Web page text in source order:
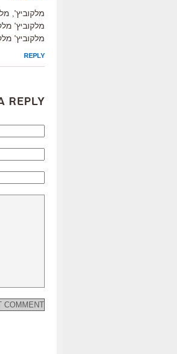
מלקוביץ',
מלקוביץ'
מלקוביץ'
REPLY
Reply